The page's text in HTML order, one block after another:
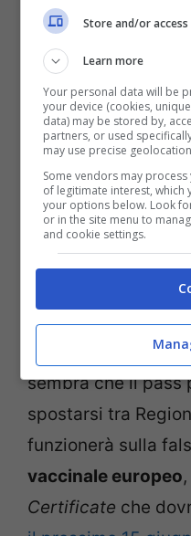
familiari. Ci sono
Regioni diverse
mesi.
In conferenza
solo detto che “gli
consentiti tra
tra regioni di colori
dunque, ulteriori
concessione e
Stando ad alcune
sembra che il pass
spostarsi tra
funzionerà sulla
vaccinale europeo
Certificate che
Store and/or
Learn more
Your personal data will be
your device (cookies,
data) may be stored by,
partners, or used
may use precise
Some vendors may
of legitimate interest, which
your options below. Look
or in the site menu to
and cookie settings.